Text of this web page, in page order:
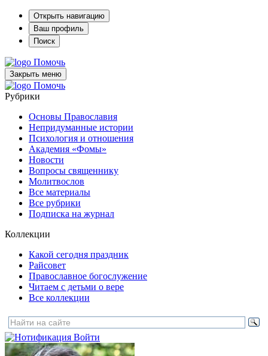
Открыть навигацию
Ваш профиль
Поиск
Помочь
Закрыть меню
Помочь
Рубрики
Основы Православия
Непридуманные истории
Психология и отношения
Академия «Фомы»
Новости
Вопросы священнику
Молитвослов
Все материалы
Все рубрики
Подписка на журнал
Коллекции
Какой сегодня праздник
Райсовет
Православное богослужение
Читаем с детьми о вере
Все коллекции
Войти